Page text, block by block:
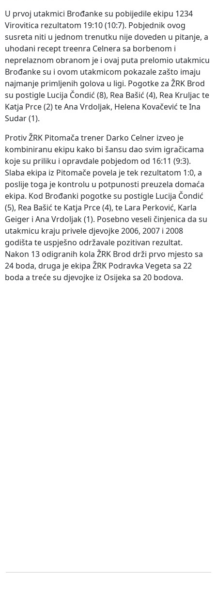
U prvoj utakmici Brođanke su pobijedile ekipu 1234
Virovitica rezultatom 19:10 (10:7). Pobjednik ovog
susreta niti u jednom trenutku nije doveden u pitanje, a
uhodani recept treenra Celnera sa borbenom i
neprelaznom obranom je i ovaj puta prelomio utakmicu
Brođanke su i ovom utakmicom pokazale zašto imaju
najmanje primljenih golova u ligi. Pogotke za ŽRK Brod
su postigle Lucija Čondić (8), Rea Bašić (4), Rea Kruljac te
Katja Prce (2) te Ana Vrdoljak, Helena Kovačević te Ina
Sudar (1).
Protiv ŽRK Pitomača trener Darko Celner izveo je
kombiniranu ekipu kako bi šansu dao svim igračicama
koje su priliku i opravdale pobjedom od 16:11 (9:3).
Slaba ekipa iz Pitomače povela je tek rezultatom 1:0, a
poslije toga je kontrolu u potpunosti preuzela domaća
ekipa. Kod Brođanki pogotke su postigle Lucija Čondić
(5), Rea Bašić te Katja Prce (4), te Lara Perković, Karla
Geiger i Ana Vrdoljak (1). Posebno veseli činjenica da su
utakmicu kraju privele djevojke 2006, 2007 i 2008
godišta te uspješno održavale pozitivan rezultat.
Nakon 13 odigranih kola ŽRK Brod drži prvo mjesto sa
24 boda, druga je ekipa ŽRK Podravka Vegeta sa 22
boda a treće su djevojke iz Osijeka sa 20 bodova.